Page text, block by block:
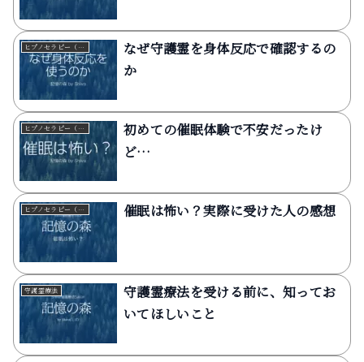
ヒプノセラピー（催眠療法）
なぜ守護霊を身体反応で確認するの
か
ヒプノセラピー（催眠療法）
初めての催眠体験で不安だったけ
ど…
ヒプノセラピー（催眠療法） 催眠は怖い？実際に受けた人の感想
守護霊療法
守護霊療法を受ける前に、知ってお
いてほしいこと